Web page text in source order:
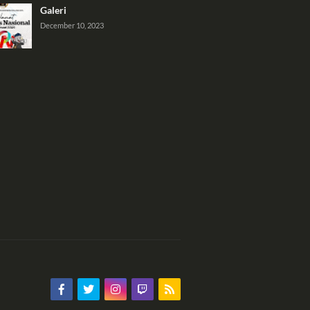
Galeri
December 10, 2023